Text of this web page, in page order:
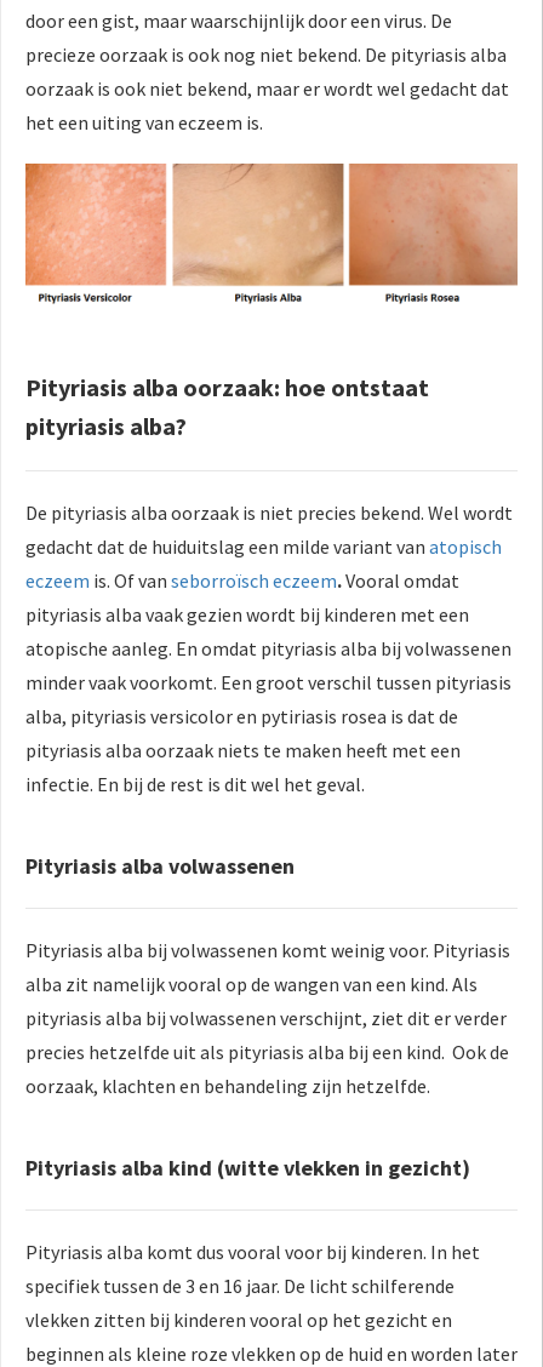
door een gist, maar waarschijnlijk door een virus. De
precieze oorzaak is ook nog niet bekend. De pityriasis alba
oorzaak is ook niet bekend, maar er wordt wel gedacht dat
het een uiting van eczeem is.
Pityriasis alba oorzaak: hoe ontstaat
pityriasis alba?
De pityriasis alba oorzaak is niet precies bekend. Wel wordt
gedacht dat de huiduitslag een milde variant van atopisch
eczeem is. Of van seborroïsch eczeem.Vooral omdat
pityriasis alba vaak gezien wordt bij kinderen met een
atopische aanleg. En omdat pityriasis alba bij volwassenen
minder vaak voorkomt. Een groot verschil tussen pityriasis
alba, pityriasis versicolor en pytiriasis rosea is dat de
pityriasis alba oorzaak niets te maken heeft met een
infectie. En bij de rest is dit wel het geval.
Pityriasis alba volwassenen
Pityriasis alba bij volwassenen komt weinig voor. Pityriasis
alba zit namelijk vooral op de wangen van een kind. Als
pityriasis alba bij volwassenen verschijnt, ziet dit er verder
precies hetzelfde uit als pityriasis alba bij een kind. Ook de
oorzaak, klachten en behandeling zijn hetzelfde.
Pityriasis alba kind (witte vlekken in gezicht)
Pityriasis alba komt dus vooral voor bij kinderen. In het
specifiek tussen de 3 en 16 jaar. De licht schilferende
vlekken zitten bij kinderen vooral op het gezicht en
beginnen als kleine roze vlekken op de huid en worden later